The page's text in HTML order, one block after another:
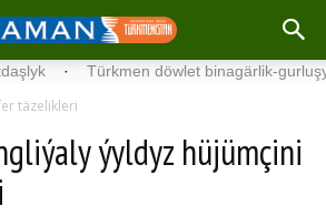
· Türkmen döwlet binagärlik-gurluşyk
täzelikleri
ýyldyz hüjümçini